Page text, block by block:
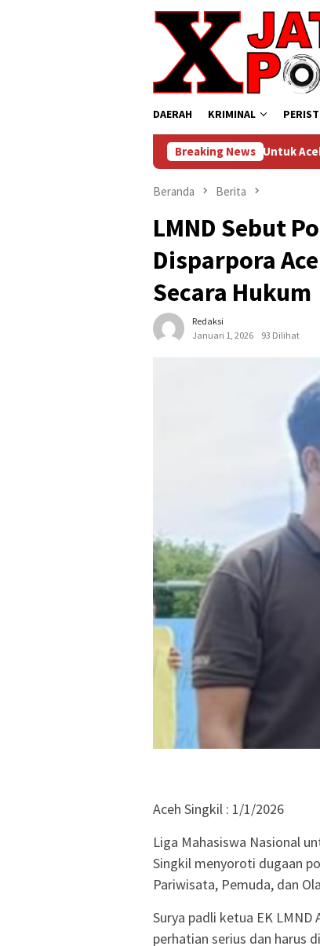
DAERAH KRIMINAL
Breaking News
Penerbangan Perintis Untuk Aceh Singkil, Medan ,
Beranda Berita
LMND Sebut
Disparpora
Secara Hukum
Redaksi
Januari 1, 2026
93 Dilihat
Aceh Singkil : 1/1/2026
Liga Mahasiswa Nasional
Singkil menyoroti dugaan
Pariwisata, Pemuda, dan
Surya padli ketua EK
perhatian serius dan harus